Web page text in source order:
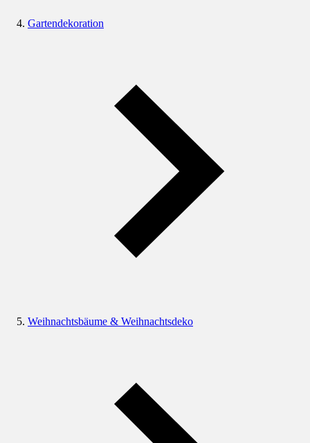
Gartendekoration
Weihnachtsbäume & Weihnachtsdeko